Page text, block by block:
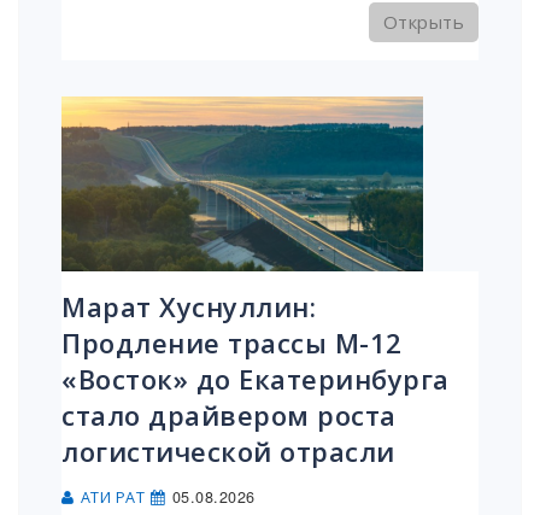
Открыть
Марат Хуснуллин:
Продление трассы М-12
«Восток» до Екатеринбурга
стало драйвером роста
логистической отрасли
АТИ РАТ 05.08.2026